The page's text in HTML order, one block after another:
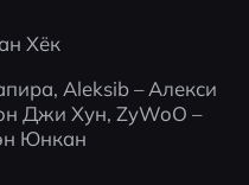
Хёк
Aleksib – Алекси
Джи Хун, ZyWoO –
Юнкан